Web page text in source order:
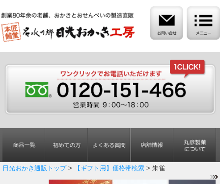
日光おかき通販トップ> 【ギフト用】価格帯検索 > 朱雀